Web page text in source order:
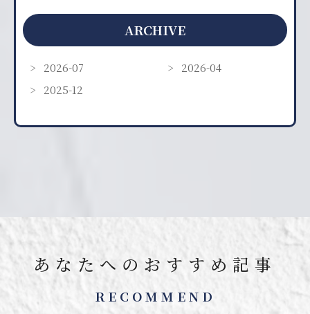
ARCHIVE
2026-07
2026-04
2025-12
あなたへのおすすめ記事
RECOMMEND